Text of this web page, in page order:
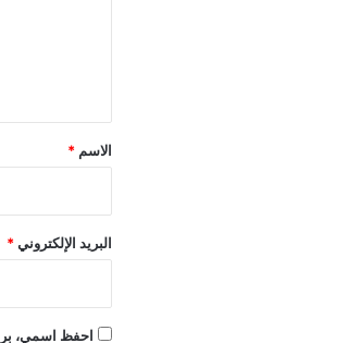
*
الاسم *
البريد الإلكتروني*
احفظ اسمي،